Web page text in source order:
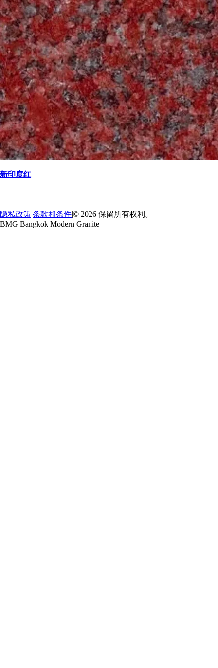
新印度红
隐私政策|条款和条件|© 2026 保留所有权利。
BMG Bangkok Modern Granite